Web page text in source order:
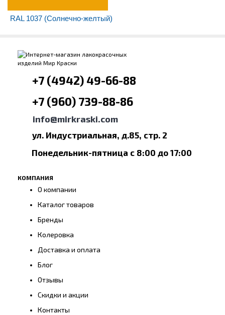
RAL 1037 (Солнечно-желтый)
+7 (4942) 49-66-88
+7 (960) 739-88-86
info@mirkraski.com
ул. Индустриальная, д.85, стр. 2
Понедельник-пятница с 8:00 до 17:00
КОМПАНИЯ
О компании
Каталог товаров
Бренды
Колеровка
Доставка и оплата
Блог
Отзывы
Скидки и акции
Контакты